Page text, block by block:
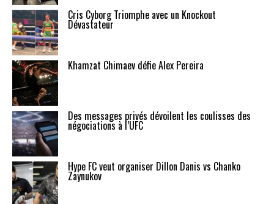
Cris Cyborg Triomphe avec un Knockout
Dévastateur
Khamzat Chimaev défie Alex Pereira
Des messages privés dévoilent les coulisses des
négociations à l’UFC
Hype FC veut organiser Dillon Danis vs Chanko
Zaynukov